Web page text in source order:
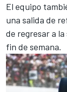
El equipo
una salida de
de regresar a
fin de semana.